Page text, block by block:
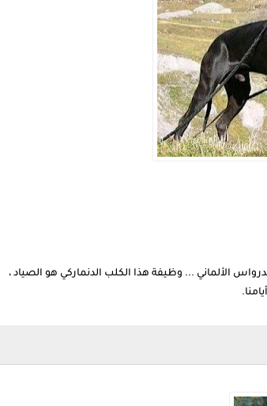
الألماني ... وظيفة هذا الكلب الدنماركي هو الصياد ،